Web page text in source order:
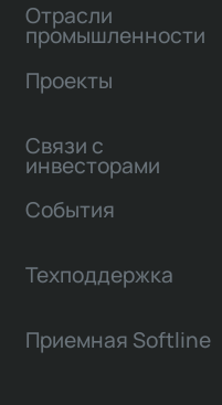
Отрасли
промышленности
Проекты
Связи с
инвесторами
События
Техподдержка
Приемная Softline